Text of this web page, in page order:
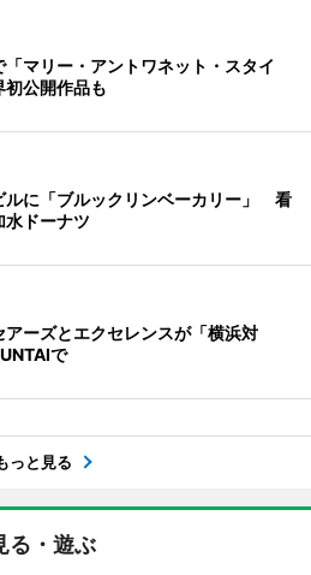
マリー・アントワネット・スタイ
公開作品も
ルに「ブルックリンベーカリー」 看
水ドーナツ
アーズとエクセレンスが「横浜対
で
っと見る
る・遊ぶ